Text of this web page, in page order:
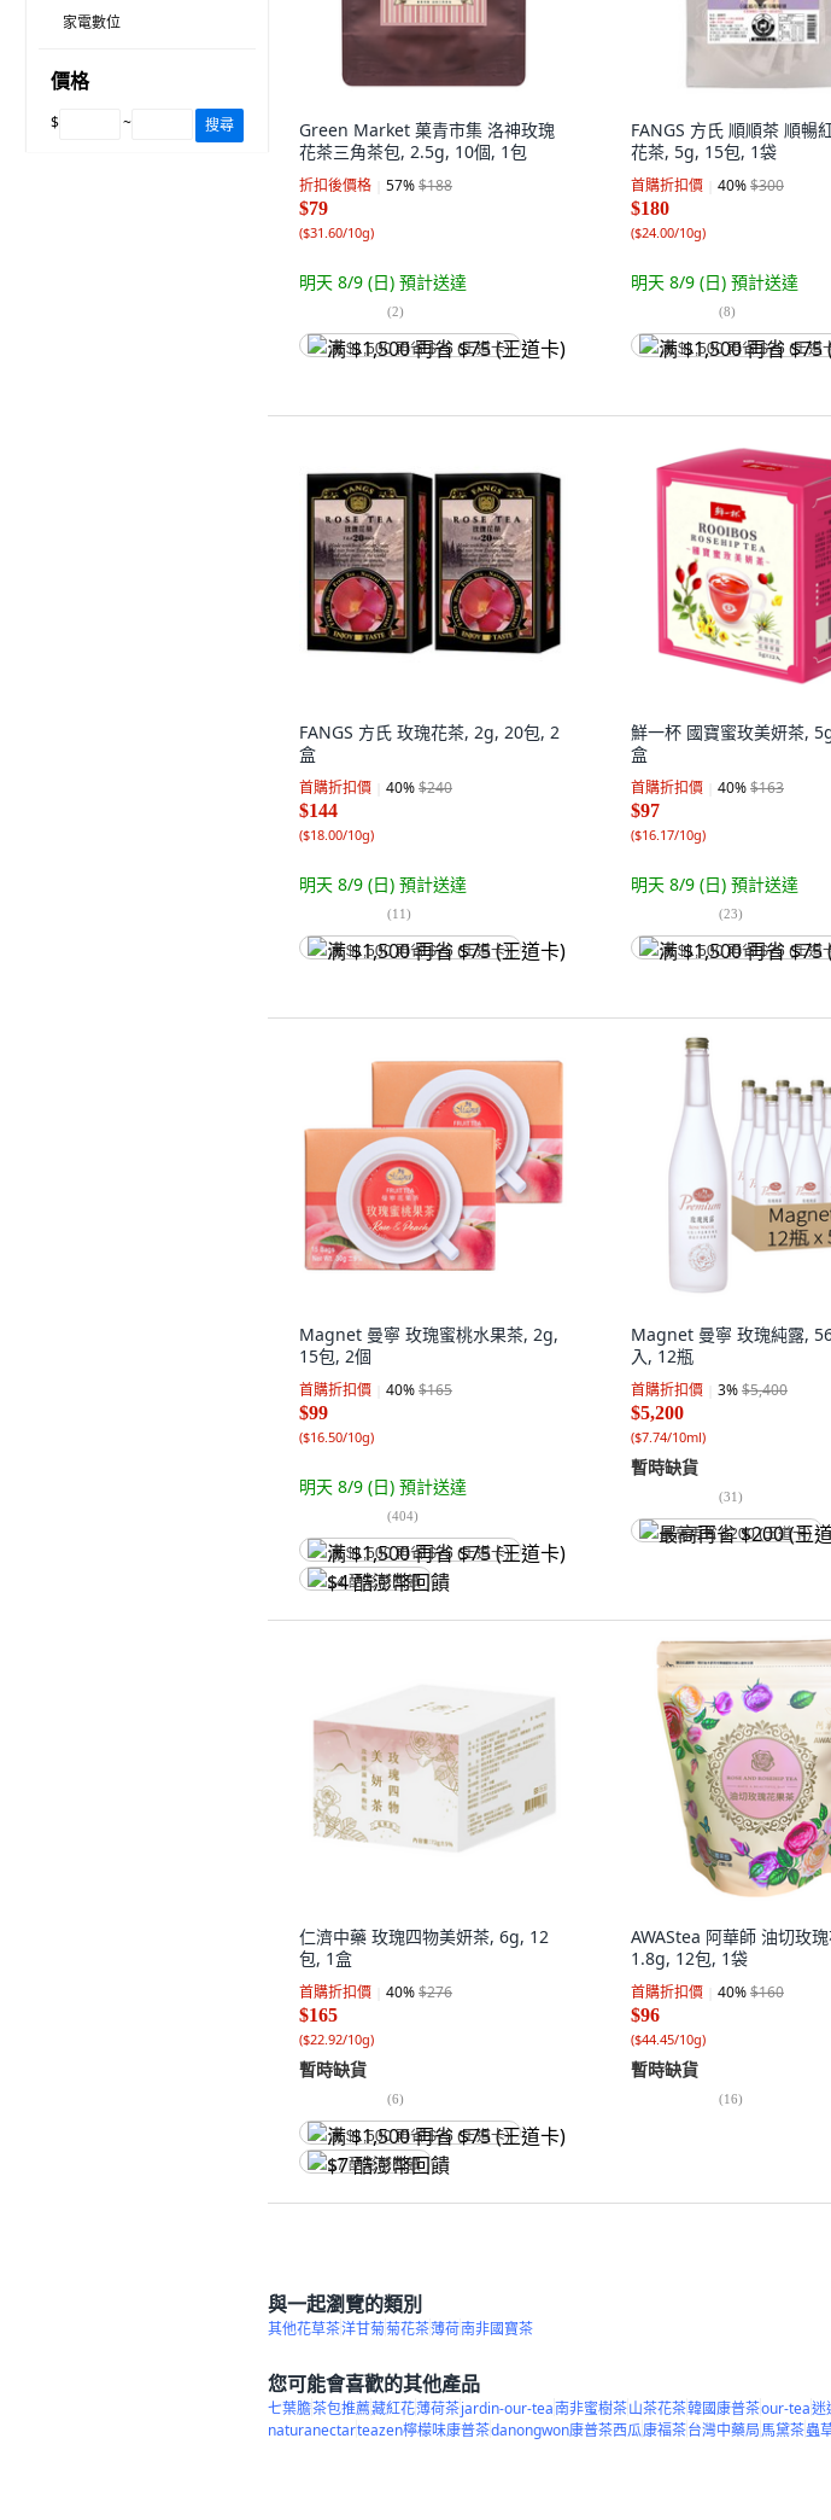
家電數位
價格
$ ~ 搜尋
Green Market 菓青市集 洛神玫瑰
花茶三角茶包, 2.5g, 10個, 1包
折扣後價格 57%$188
$79
($31.60/10g)
明天 8/9 (日) 預計送達
(2)
满 $1,500 再省 $75 (王道卡)
FANGS 方氏 順順茶 順暢
花茶, 5g, 15包, 1袋
首購折扣價 40%$300
$180
($24.00/10g)
明天 8/9 (日) 預計送達
(8)
满 $1,500 再省 $75 (王道
FANGS 方氏 玫瑰花茶, 2g, 20包, 2
盒
首購折扣價 40%$240
$144
($18.00/10g)
明天 8/9 (日) 預計送達
(11)
满 $1,500 再省 $75 (王道卡)
鮮一杯 國寶蜜玫美妍茶,
盒
首購折扣價 40%$163
$97
($16.17/10g)
明天 8/9 (日) 預計送達
(23)
满 $1,500 再省 $75 (王道
Magnet 曼寧 玫瑰蜜桃水果茶, 2g,
15包, 2個
首購折扣價 40%$165
$99
($16.50/10g)
明天 8/9 (日) 預計送達
(404)
满 $1,500 再省 $75 (王道卡)
$4 酷澎幣回饋
Magnet 曼寧 玫瑰純露,
入, 12瓶
首購折扣價 3%$5,400
$5,200
($7.74/10ml)
暫時缺貨
(31)
最高再省 $200 (王道卡)
仁濟中藥 玫瑰四物美妍茶, 6g, 12
包, 1盒
首購折扣價 40%$276
$165
($22.92/10g)
暫時缺貨
(6)
满 $1,500 再省 $75 (王道卡)
$7 酷澎幣回饋
AWAStea 阿華師 油切玫
1.8g, 12包, 1袋
首購折扣價 40%$160
$96
($44.45/10g)
暫時缺貨
(16)
與一起瀏覽的類別
其他花草茶洋甘菊菊花茶薄荷南非國寶茶
您可能會喜歡的其他產品
七葉膽茶包推薦藏紅花薄荷茶jardin-our-tea南非蜜樹茶山茶花茶韓國康普茶our-tea迷
naturanectarteazen檸檬味康普茶danongwon康普茶西瓜康福茶台灣中藥局馬黛茶蟲